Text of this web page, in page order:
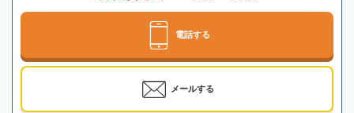
電話する
メールする